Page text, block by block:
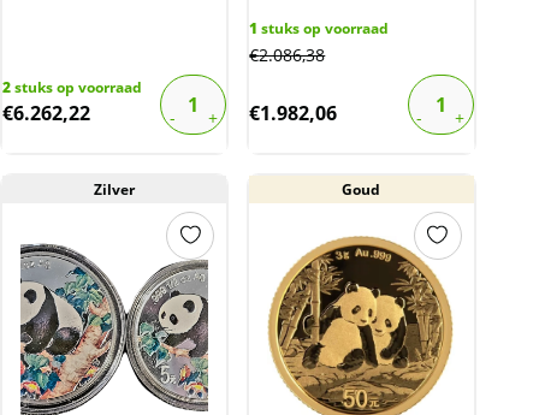
2stuks op voorraad
€6.262,22
1 stuks op voorraad
€2.086,38
€1.982,06
Zilver Goud